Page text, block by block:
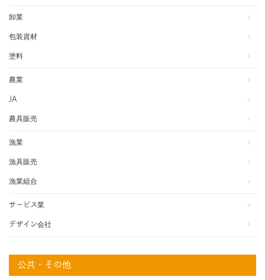
卸業
包装資材
塗料
農業
JA
農具販売
漁業
漁具販売
漁業組合
サービス業
デザイン会社
公共・その他